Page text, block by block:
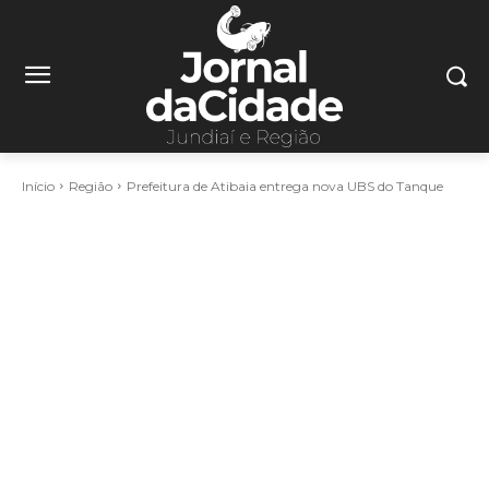
Início Região Prefeitura de Atibaia entrega nova UBS do Tanque